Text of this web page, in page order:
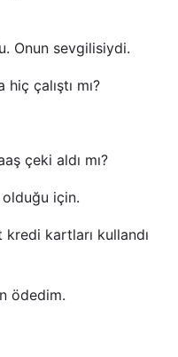
Onun sevgilisiydi.
çalıştı mı?
çeki aldı mı?
olduğu için.
kartları kullandı
ödedim.